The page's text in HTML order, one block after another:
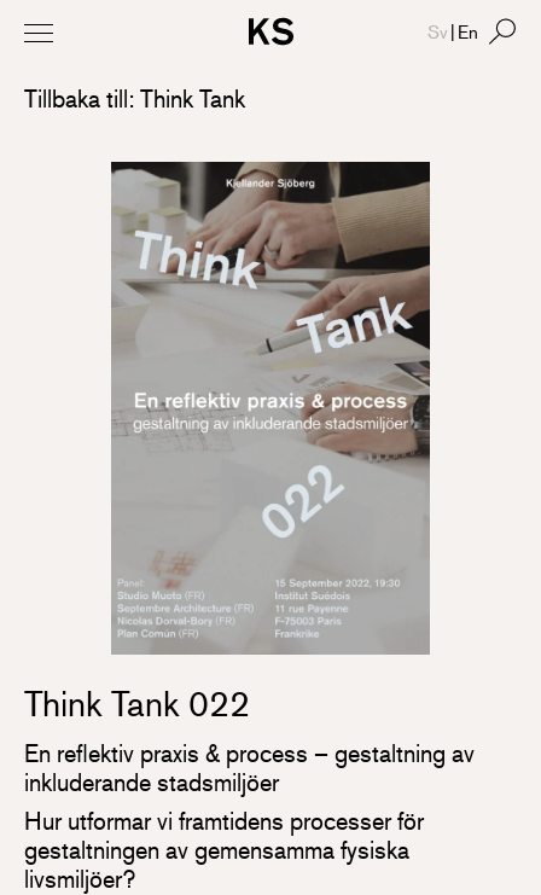
Tillbaka till: Think Tank
Think Tank 022
En reflektiv praxis & process – gestaltning av
inkluderande stadsmiljöer
Hur utformar vi framtidens processer för
gestaltningen av gemensamma fysiska
livsmiljöer?
Sv | En